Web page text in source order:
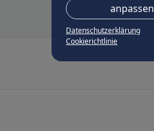
anpassen
Datenschutzerklärung
Cookierichtlinie